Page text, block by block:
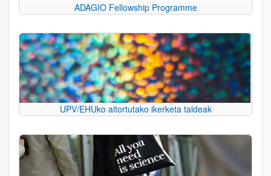
ADAGIO Fellowship Programme
UPV/EHUko aitortutako ikerketa taldeak